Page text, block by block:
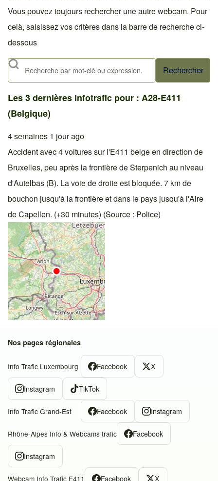
Vous pouvez toujours rechercher une autre webcam. Pour
celà, saisissez vos critères dans la barre de recherche ci-
dessous
Rechercher
Les 3 dernières infotrafic pour : A28-E411
(Belgique)
4 semaines 1 jour ago
Accident avec 4 voitures sur l'E411 belge en direction de
Bruxelles, peu après la frontière de Sterpenich au niveau
d'Autelbas (B). La voie de droite est bloquée. 7 km de
bouchon jusqu'à la frontière et dans le pays jusqu'à l'Aire
de Capellen. (+30 minutes) (Source : Police)
Nos pages régionales
Info Trafic Luxembourg Facebook X
Instagram TikTok
Info Trafic Grand-Est Facebook Instagram
Rhône-Alpes Info & Webcams trafic Facebook
Instagram
Webcam Info Trafic E411 Facebook X